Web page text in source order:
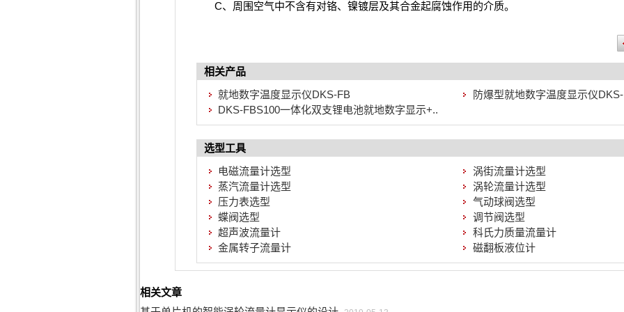
C、周围空气中不含有对铬、镍镀层及其合金起腐蚀作用的介质。
相关产品
就地数字温度显示仪DKS-FB
防爆型就地数字温度显示仪
DKS-FBS100一体化双支锂电池就地数字显示+..
选型工具
电磁流量计选型
涡街流量计选型
蒸汽流量计选型
涡轮流量计选型
压力表选型
气动球阀选型
蝶阀选型
调节阀选型
超声波流量计
科氏力质量流量计
金属转子流量计
磁翻板液位计
相关文章